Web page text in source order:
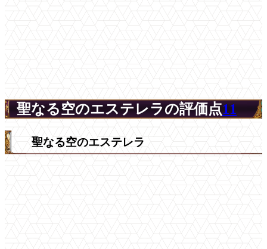
聖なる空のエステレラの評価点11
聖なる空のエステレラ